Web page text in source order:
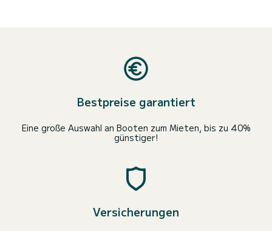
Bestpreise garantiert
Eine große Auswahl an Booten zum Mieten, bis zu 40%
günstiger!
Versicherungen